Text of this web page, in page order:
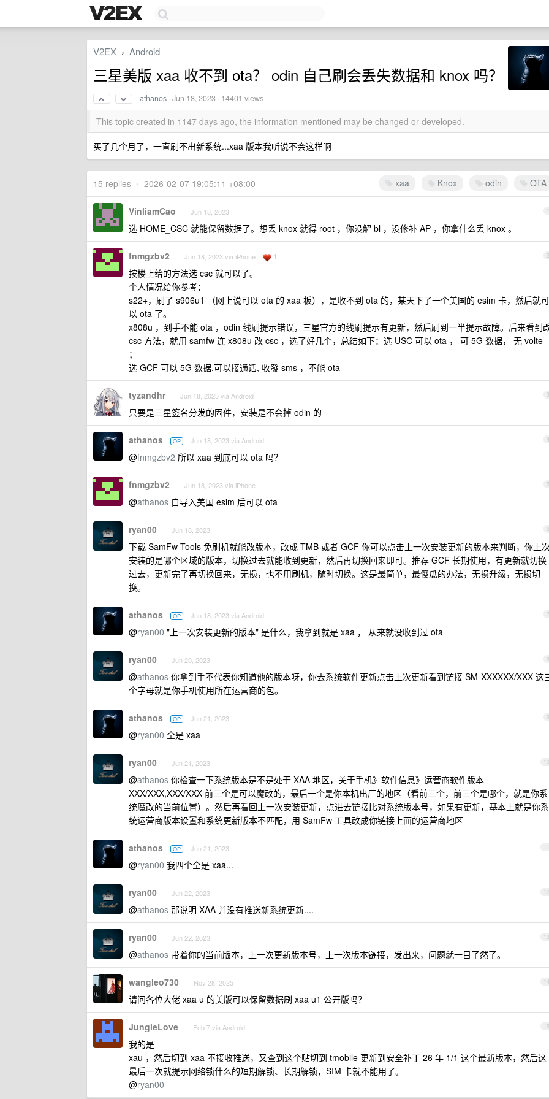
V2EX › Android
三星美版 xaa 收不到 ota？ odin 自己刷会丢失数据和 knox 吗？
athanos ·Jun 18, 2023 · 14401 views
This topic created in 1147 days ago, the information mentioned may be changed or developed.
买了几个月了，一直刷不出新系统...xaa 版本我听说不会这样啊
xaa Knox odin OTA
15 replies • 2026-02-07 19:05:11 +08:00
1
VinliamCao Jun 18, 2023
选 HOME_CSC 就能保留数据了。想丢 knox 就得 root ，你没解 bl ，没修补 AP ，你拿什么丢 knox 。
2
fnmgzbv2 Jun 18, 2023 via iPhone 1
按楼上给的方法选 csc 就可以了。
个人情况给你参考：
s22+，刷了 s906u1 （网上说可以 ota 的 xaa 板），是收不到 ota 的，某天下了一个美国的 esim 卡，然后就可
以 ota 了。
x808u ，到手不能 ota ，odin 线刷提示错误，三星官方的线刷提示有更新，然后刷到一半提示故障。后来看到
csc 方法，就用 samfw 连 x808u 改 csc ，选了好几个，总结如下：选 USC 可以 ota ， 可 5G 数据， 无 volte
；
选 GCF 可以 5G 数据,可以接通话, 收發 sms ，不能 ota
3
tyzandhr Jun 18, 2023 via Android
只要是三星签名分发的固件，安装是不会掉 odin 的
4
athanos OP Jun 18, 2023 via Android
@fnmgzbv2 所以 xaa 到底可以 ota 吗？
5
fnmgzbv2 Jun 18, 2023 via iPhone
@athanos 自导入美国 esim 后可以 ota
6
ryan00 Jun 18, 2023
下载 SamFw Tools 免刷机就能改版本，改成 TMB 或者 GCF 你可以点击上一次安装更新的版本来判断，你上次
安装的是哪个区域的版本，切换过去就能收到更新，然后再切换回来即可。推荐 GCF 长期使用，有更新就切换
过去，更新完了再切换回来，无损，也不用刷机，随时切换。这是最简单，最傻瓜的办法，无损升级，无损切
换。
7
athanos OP Jun 18, 2023 via Android
@ryan00 "上一次安装更新的版本" 是什么，我拿到就是 xaa ， 从来就没收到过 ota
8
ryan00 Jun 20, 2023
@athanos 你拿到手不代表你知道他的版本呀，你去系统软件更新点击上次更新看到链接 SM-XXXXXX/XXX 这
个字母就是你手机使用所在运营商的包。
9
athanos OP Jun 21, 2023
@ryan00 全是 xaa
10
ryan00 Jun 21, 2023
@athanos 你检查一下系统版本是不是处于 XAA 地区，关于手机》软件信息》运营商软件版本
XXX/XXX,XXX/XXX 前三个是可以魔改的，最后一个是你本机出厂的地区（看前三个，前三个是哪个，就是你系
统魔改的当前位置）。然后再看回上一次安装更新，点进去链接比对系统版本号，如果有更新，基本上就是你系
统运营商版本设置和系统更新版本不匹配，用 SamFw 工具改成你链接上面的运营商地区
11
athanos OP Jun 21, 2023
@ryan00 我四个全是 xaa...
12
ryan00 Jun 22, 2023
@athanos 那说明 XAA 并没有推送新系统更新....
13
ryan00 Jun 22, 2023
@athanos 带着你的当前版本，上一次更新版本号，上一次版本链接，发出来，问题就一目了然了。
14
wangleo730 Nov 28, 2025
请问各位大佬 xaa u 的美版可以保留数据刷 xaa u1 公开版吗？
15
JungleLove Feb 7 via Android
我的是
xau ，然后切到 xaa 不接收推送，又查到这个贴切到 tmobile 更新到安全补丁 26 年 1/1 这个最新版本，然后这
最后一次就提示网络锁什么的短期解锁、长期解锁，SIM 卡就不能用了。
@ryan00